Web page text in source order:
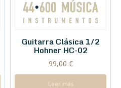
Guitarra Clásica 1/2
Hohner HC-02
99,00 €
Leer más